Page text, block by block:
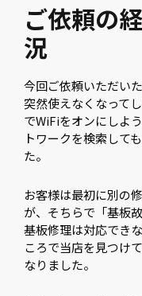
ご依頼の
況
今回ご依頼いただい
突然使えなくなって
でWiFiをオンにしよ
トワークを検索して
た。
お客様は最初に別の
が、そちらで「基板
基板修理は対応でき
ころで当店を見つけ
なりました。